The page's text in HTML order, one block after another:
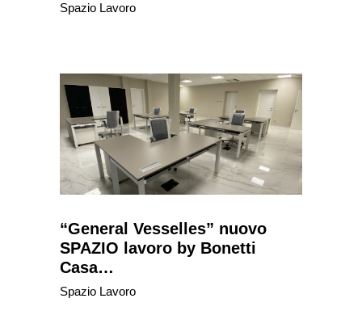
Spazio Lavoro
“General Vesselles” nuovo
SPAZIO lavoro by Bonetti
Casa…
Spazio Lavoro